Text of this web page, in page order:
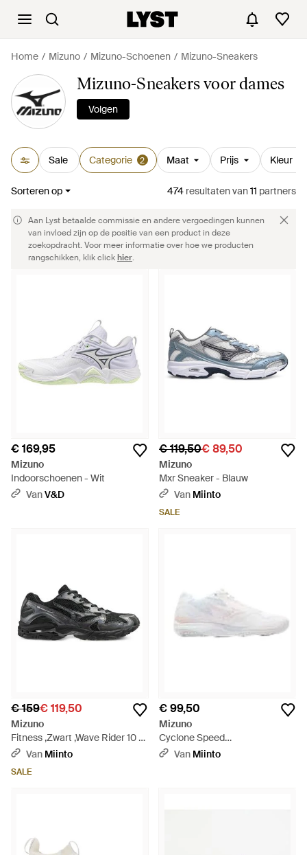
Home Mizuno Mizuno-Schoenen Mizuno-Sneakers
Mizuno-Sneakers voor dames
Volgen
Sale Categorie 2 Maat Prijs Kleur
Sorteren op 474 resultatenvan11 partners
Aan Lyst betaalde commissie en andere vergoedingen kunnen
van invloed zijn op de positie van een product in deze
zoekopdracht. Voor meer informatie over hoe we producten
rangschikken, klik clickhier.
€ 169,95
Mizuno
Indoorschoenen - Wit
VanV&D
€ 119,50€ 89,50
Mizuno
Mxr Sneaker - Blauw
Van Miinto
SALE
€ 159€ 119,50
Mizuno
Fitness ,Zwart ,Wave Rider 10 -
Zwart
Van Miinto
SALE
€ 99,50
Mizuno
Cyclone Speed
Volleybalschoen - Wit
Van Miinto